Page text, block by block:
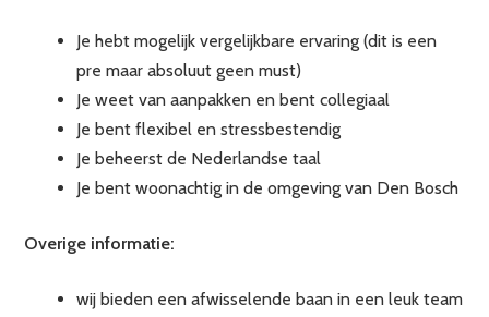
Je hebt mogelijk vergelijkbare ervaring (dit is een
pre maar absoluut geen must)
Je weet van aanpakken en bent collegiaal
Je bent flexibel en stressbestendig
Je beheerst de Nederlandse taal
Je bent woonachtig in de omgeving van Den Bosch
Overige informatie:
wij bieden een afwisselende baan in een leuk team